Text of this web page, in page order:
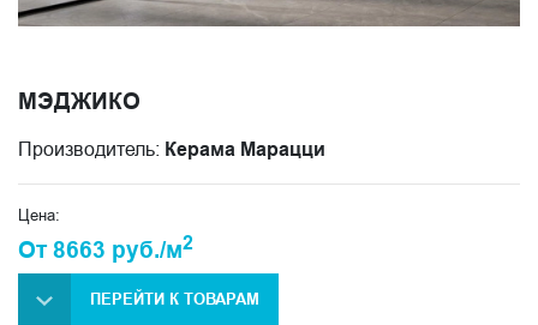
МЭДЖИКО
Производитель: Керама Марацци
Цена:
От 8663 руб./м2
ПЕРЕЙТИ К ТОВАРАМ